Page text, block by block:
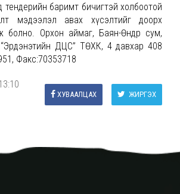
тендерийн баримт бичигтэй холбоотой
мэдээлэл авах хүсэлтийг доорх
болно. Орхон аймаг, Баян-Өндөр сум,
ДЦС” ТӨХК, 4 давхар 408
Факс:70353718
ЖИРГЭХ
ХУВААЛЦАХ